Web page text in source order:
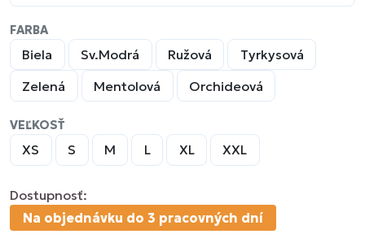
FARBA
Biela Sv.Modrá Ružová
Tyrkysová
Zelená
Mentolová Orchideová
VEĽKOSŤ
XS S M L XL XXL
Dostupnosť:
Na objednávku do 3 pracovných dní